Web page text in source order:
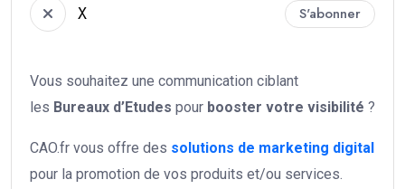
X S'abonner
Vous souhaitez une communication ciblant
les Bureaux d’Etudes pour booster votre visibilité ?
CAO.fr vous offre des solutions de marketing digital
pour la promotion de vos produits et/ou services.